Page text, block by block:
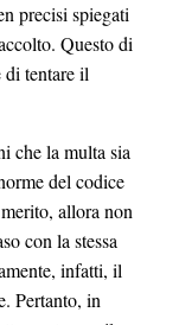
precisi spiegati
Questo di
di tentare il
che la multa sia
del codice
allora non
con la stessa
infatti, il
Pertanto, in